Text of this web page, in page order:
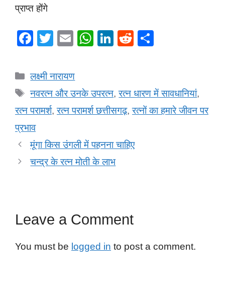
प्राप्त होंगे
F
c
e
b
o
o
k
T
tt
er
E
ail
W
s
A
p
Li
e
dI
n
R
di
t
e
Categories
लक्ष्मी नारायण
Tags
नवरत्न और उनके उपरत्न,रत्न धारण में सावधानियां,
रत्न परामर्श,रत्न परामर्श छत्तीसगढ़,रत्नों का हमारे जीवन पर
प्रभाव
मूंगा किस उंगली में पहनना चाहिए
चन्द्र के रत्न मोती के लाभ
Leave a Comment
You must be logged in to post a comment.